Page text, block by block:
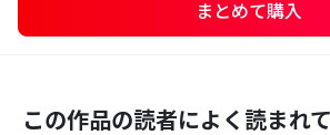
まとめて購入
この作品の読者によく読まれ